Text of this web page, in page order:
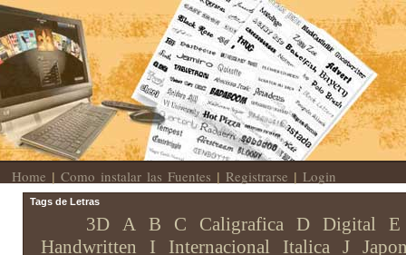
Home | Como instalar las Fuentes | Registrarse | Login
Tags de Letras
3D A B C Caligrafica D Digital
E
Handwritten
I Internacional Italica J